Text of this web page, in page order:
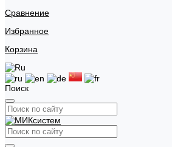
Сравнение
Избранное
Корзина
Поиск